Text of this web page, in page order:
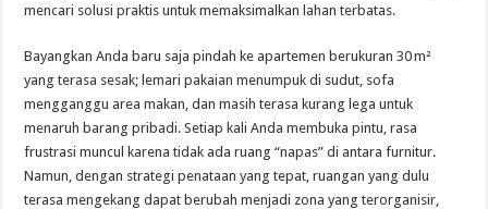
mencari solusi praktis untuk memaksimalkan lahan terbatas.
Bayangkan Anda baru saja pindah ke apartemen berukuran 30 m²
yang terasa sesak; lemari pakaian menumpuk di sudut, sofa
mengganggu area makan, dan masih terasa kurang lega untuk
menaruh barang pribadi. Setiap kali Anda membuka pintu, rasa
frustrasi muncul karena tidak ada ruang “napas” di antara furnitur.
Namun, dengan strategi penataan yang tepat, ruangan yang dulu
terasa mengekang dapat berubah menjadi zona yang terorganisir,